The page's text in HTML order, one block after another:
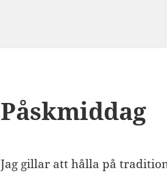
Påskmiddag
Jag gillar att hålla på